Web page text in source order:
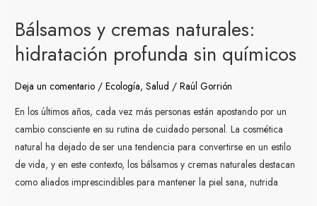
Bálsamos y cremas naturales:
hidratación profunda sin químicos
Deja un comentario /Ecología,Salud /Raúl Gorrión
En los últimos años, cada vez más personas están apostando por un
cambio consciente en su rutina de cuidado personal. La cosmética
natural ha dejado de ser una tendencia para convertirse en un estilo
de vida, y en este contexto, los bálsamos y cremas naturales destacan
como aliados imprescindibles para mantener la piel sana, nutrida
cremas
naturales:
hidratación
profunda
químicos